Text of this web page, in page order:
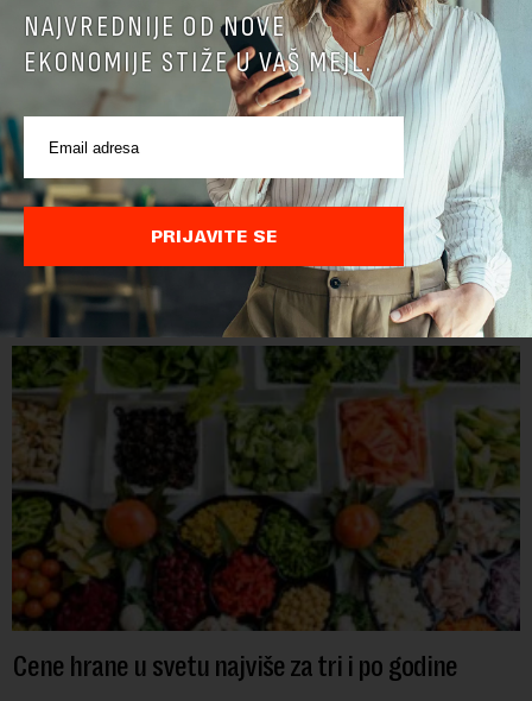
POVEZANI SADRŽAJI
Cene hrane u svetu najviše za tri i po godine
NAJVREDNIJE OD NOVE
EKONOMIJE STIŽE U VAŠ MEJL.
PRIJAVITE SE